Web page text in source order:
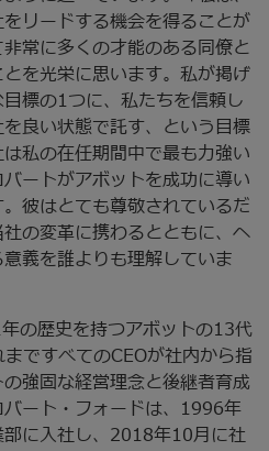
リードする機会を得ることが
常に多くの才能のある同僚と
を光栄に思います。私が掲げ
標の1つに、私たちを信頼し
良い状態で託す、という目標
私の在任期間中で最も力強い
ートがアボットを成功に導い
彼はとても尊敬されているだ
の変革に携わるとともに、ヘ
義を誰よりも理解していま
の歴史を持つアボットの13代
ですべてのCEOが社内から指
強固な経営理念と後継者育成
ート・フォードは、1996年
に入社し、2018年10月に社